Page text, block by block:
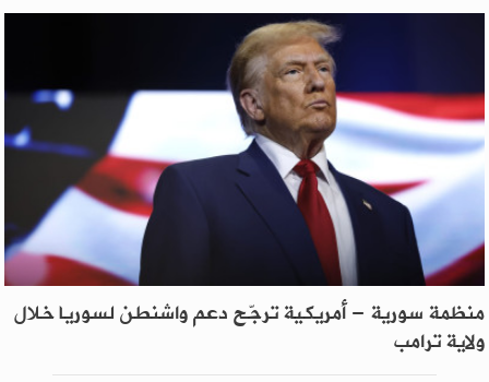
منظمة سورية - أمريكية ترجّح دعم واشنطن لسوريا خلال
ولاية ترامب